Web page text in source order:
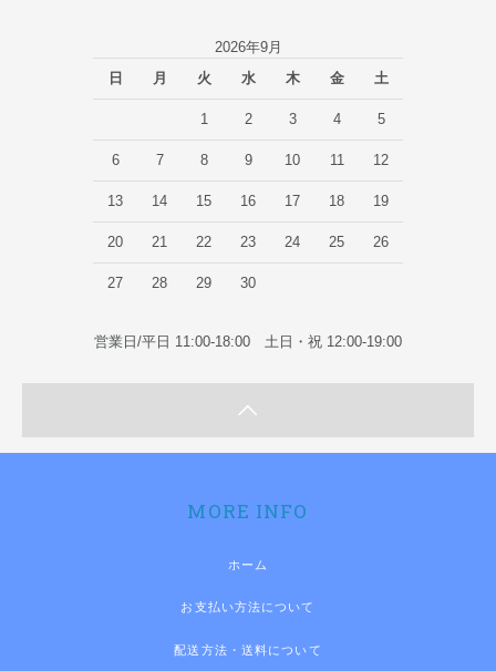
2026年9月
日
月 火 水 木 金 土
1 2 3 4 5
6 7 8 9 10 11 12
13 14 15 16 17 18 19
20 21 22 23 24 25 26
27 28 29 30
営業日/平日 11:00-18:00 土日・祝 12:00-19:00
MORE INFO
ホーム
お支払い方法について
配送方法・送料について